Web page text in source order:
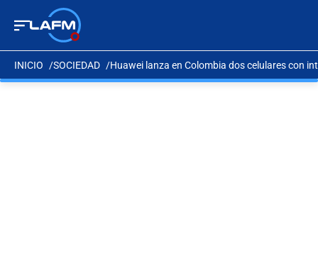
INICIO SOCIEDAD Huawei lanza en Colombia dos celulares con